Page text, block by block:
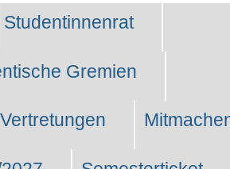
Studentinnenrat
Gremien